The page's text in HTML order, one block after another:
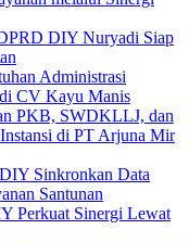
DIY Nuryadi Siap
Administrasi
CV Kayu Manis
PKB, SWDKLLJ, dan
di PT Arjuna Mir
Sinkronkan Data
Santunan
Perkuat Sinergi Lewat